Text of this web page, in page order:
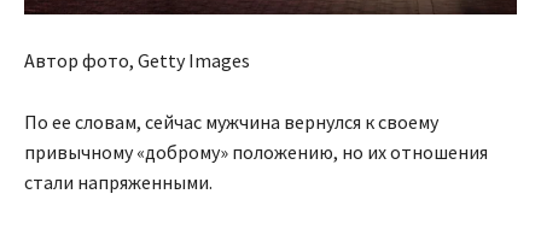
Автор фото, Getty Images
По ее словам, сейчас мужчина вернулся к своему
привычному «доброму» положению, но их отношения
стали напряженными.